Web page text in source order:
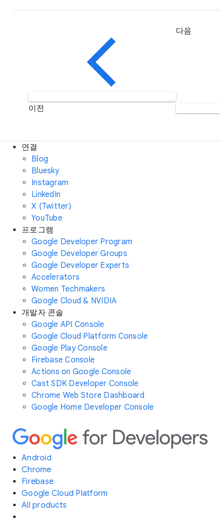
이전
다음
연결
Blog
Bluesky
Instagram
LinkedIn
X (Twitter)
YouTube
프로그램
Google Developer Program
Google Developer Groups
Google Developer Experts
Accelerators
Women Techmakers
Google Cloud & NVIDIA
개발자 콘솔
Google API Console
Google Cloud Platform Console
Google Play Console
Firebase Console
Actions on Google Console
Cast SDK Developer Console
Chrome Web Store Dashboard
Google Home Developer Console
Android
Chrome
Firebase
Google Cloud Platform
All products